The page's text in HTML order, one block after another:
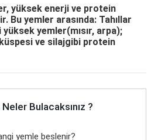
yüksek enerji ve protein
Bu yemler arasında: Tahıllar
yemler(mısır, arpa);
ve silajgibi protein
Neler Bulacaksınız ?
yemle beslenir?